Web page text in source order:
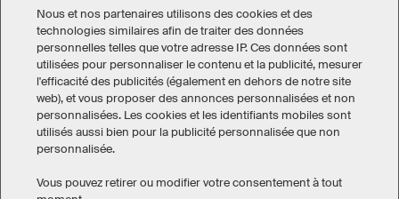
Canada
Mentions légales
Politique de confidentialité
Paramétrage des cookies
Conditions générales de vente
Nous et nos partenaires utilisons des cookies et des
technologies similaires afin de traiter des données
personnelles telles que votre adresse IP. Ces données sont
utilisées pour personnaliser le contenu et la publicité, mesurer
l'efficacité des publicités (également en dehors de notre site
web), et vous proposer des annonces personnalisées et non
personnalisées. Les cookies et les identifiants mobiles sont
utilisés aussi bien pour la publicité personnalisée que non
personnalisée.
Vous pouvez retirer ou modifier votre consentement à tout